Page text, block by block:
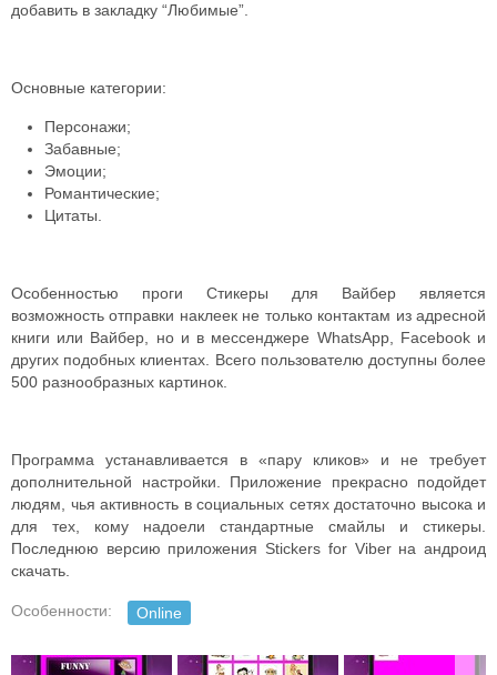
добавить в закладку “Любимые”.
Основные категории:
Персонажи;
Забавные;
Эмоции;
Романтические;
Цитаты.
Особенностью проги Стикеры для Вайбер является
возможность отправки наклеек не только контактам из адресной
книги или Вайбер, но и в мессенджере WhatsApp, Facebook и
других подобных клиентах. Всего пользователю доступны более
500 разнообразных картинок.
Программа устанавливается в «пару кликов» и не требует
дополнительной настройки. Приложение прекрасно подойдет
людям, чья активность в социальных сетях достаточно высока и
для тех, кому надоели стандартные смайлы и стикеры.
Последнюю версию приложения Stickers for Viber на андроид
скачать.
Особенности: Online